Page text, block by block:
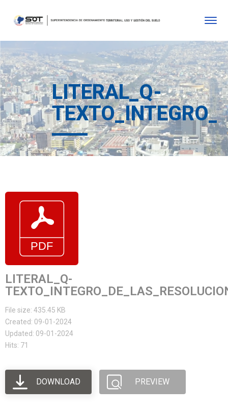
LITERAL_Q-
LITERAL_Q-
File size: 435.45 KB
Created: 09-01-2024
Updated: 09-01-2024
Hits: 71
DOWNLOAD PREVIEW